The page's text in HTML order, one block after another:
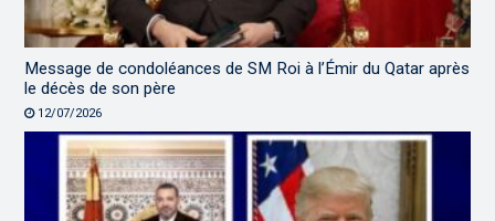
Message de condoléances de SM Roi à l’Émir du Qatar après
le décès de son père
12/07/2026